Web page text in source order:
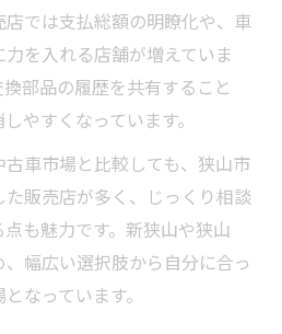
探す軽自動車の魅力と特徴
選びで重視したい条件とは
軽自動車在庫状況を比較
自動車中古車の選び方解説
気の軽自動車ランキング紹
した賢い選択法
買取の違いとベストな活用
では支払総額の明瞭化や、車
を入れる店舗が増えていま
部品の履歴を共有すること
やすくなっています。
車市場と比較しても、狭山市
販売店が多く、じっくり相談
も魅力です。新狭山や狭山
幅広い選択肢から自分に合っ
なっています。